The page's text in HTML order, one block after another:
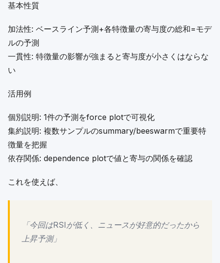
基本性質
加法性: ベースライン予測+各特徴量の寄与度の総和=モデ
ルの予測
一貫性: 特徴量の影響が強まると寄与度が小さくはならな
い
活用例
個別説明: 1件の予測をforce plotで可視化
集約説明: 複数サンプルのsummary/beeswarmで重要特
徴量を把握
依存関係: dependence plotで値と寄与の関係を確認
これを使えば、
「今回はRSIが低く、ニュースが好意的だったから
上昇予測」